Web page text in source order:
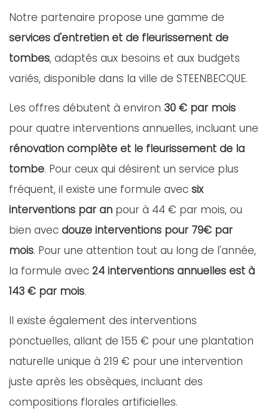
Notre partenaire propose une gamme de
services d'entretien et de fleurissement de
tombes, adaptés aux besoins et aux budgets
variés, disponible dans la ville de STEENBECQUE.
Les offres débutent à environ 30 € par mois
pour quatre interventions annuelles, incluant une
rénovation complète et le fleurissement de la
tombe. Pour ceux qui désirent un service plus
fréquent, il existe une formule avec six
interventions par an pour à 44 € par mois, ou
bien avec douze interventions pour 79€ par
mois. Pour une attention tout au long de l'année,
la formule avec 24 interventions annuelles est à
143 € par mois.
Il existe également des interventions
ponctuelles, allant de 155 € pour une plantation
naturelle unique à 219 € pour une intervention
juste après les obsèques, incluant des
compositions florales artificielles.